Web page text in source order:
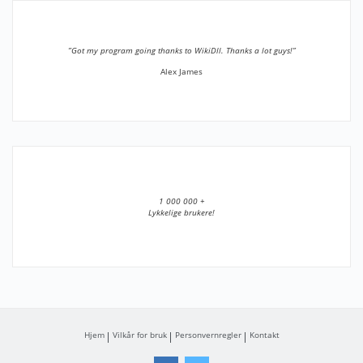
”Got my program going thanks to WikiDll. Thanks a lot guys!”
Alex James
1 000 000 +
Lykkelige brukere!
Hjem Vilkår for bruk Personvernregler Kontakt